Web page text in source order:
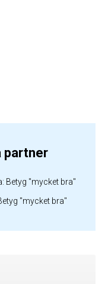
partner
Betyg "mycket bra"
"mycket bra"